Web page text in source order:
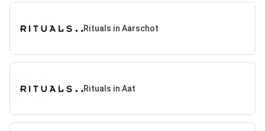
Rituals in Aarschot
Rituals in Aat